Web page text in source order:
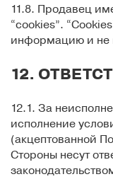
11.8. Продавец
“cookies”.
информацию и не
12.
12.1. За
исполнение
(акцептованной
Стороны несут